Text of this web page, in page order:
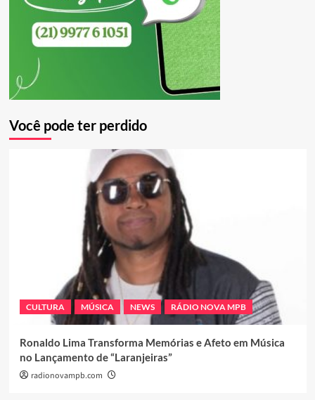
Você pode ter perdido
CULTURA MÚSICA NEWS RÁDIO NOVA MPB
Ronaldo Lima Transforma Memórias e Afeto em Música
no Lançamento de “Laranjeiras”
radionovampb.com